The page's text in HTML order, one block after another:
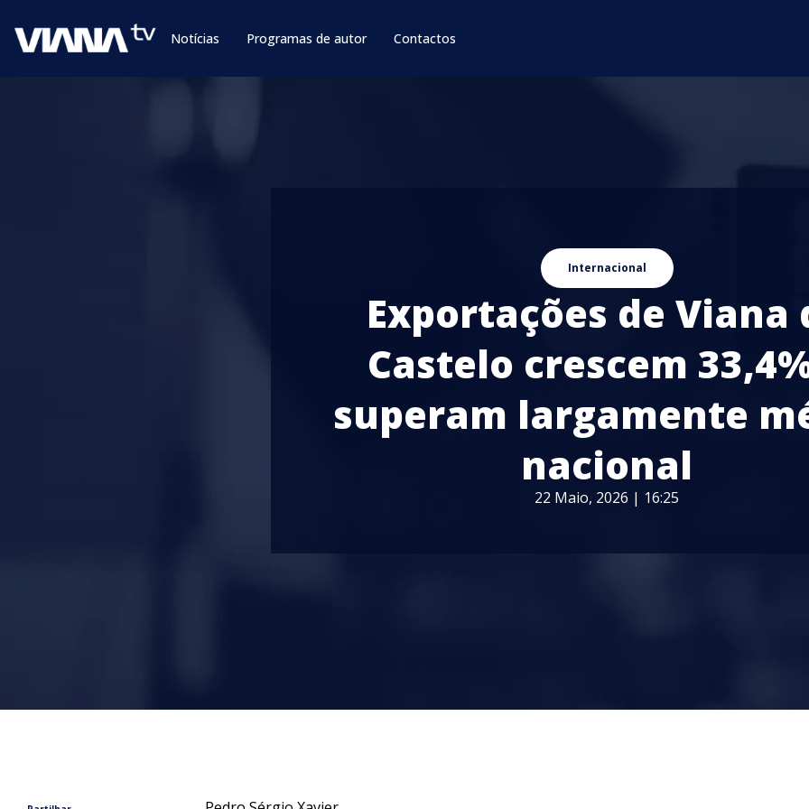
Notícias Programas de autor Contactos
Internacional
Exportações de Viana
Castelo crescem
superam largamente
nacional
22 Maio, 2026 | 16:25